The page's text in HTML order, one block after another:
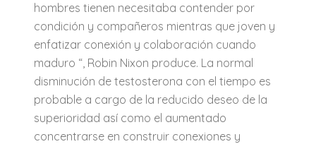
hombres tienen necesitaba contender por
condición y compañeros mientras que joven y
enfatizar conexión y colaboración cuando
maduro “, Robin Nixon produce. La normal
disminución de testosterona con el tiempo es
probable a cargo de la reducido deseo de la
superioridad así como el aumentado
concentrarse en construir conexiones y